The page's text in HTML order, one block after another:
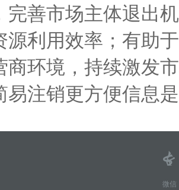
完善市场主体退出
源利用效率；有助
商环境，持续激发
易注销更方便信息
微信